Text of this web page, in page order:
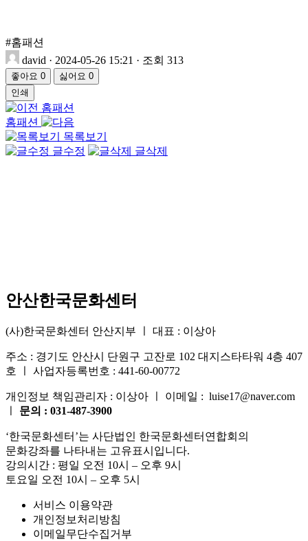
#홈패션
david · 2024-05-26 15:21 · 조회 313
좋아요 0 싫어요 0
인쇄
홈패션
홈패션
목록보기
글수정
글삭제
안산한국문화센터
(사)한국문화센터 안산지부 ㅣ 대표 : 이상아
주소 : 경기도 안산시 단원구 고잔로 102 대지스타타워 4층 407
호 ㅣ 사업자등록번호 : 441-60-00772
개인정보 책임관리자 : 이상아 ㅣ 이메일 : luise17@naver.com
문의 : 031-487-3900
‘한국문화센터’는 사단법인 한국문화센터연합회의
문화강좌를 나타내는 고유표시입니다.
강의시간 : 평일 오전 10시 – 오후 9시
토요일 오전 10시 – 오후 5시
서비스 이용약관
개인정보처리방침
이메일무단수집거부